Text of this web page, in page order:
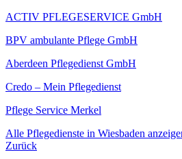
ACTIV PFLEGESERVICE GmbH
BPV ambulante Pflege GmbH
Aberdeen Pflegedienst GmbH
Credo – Mein Pflegedienst
Pflege Service Merkel
Alle Pflegedienste in Wiesbaden
Zurück